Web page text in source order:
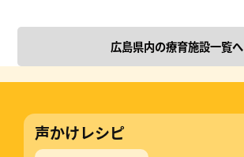
広島県内の療育施設一覧へ
声かけレシピ